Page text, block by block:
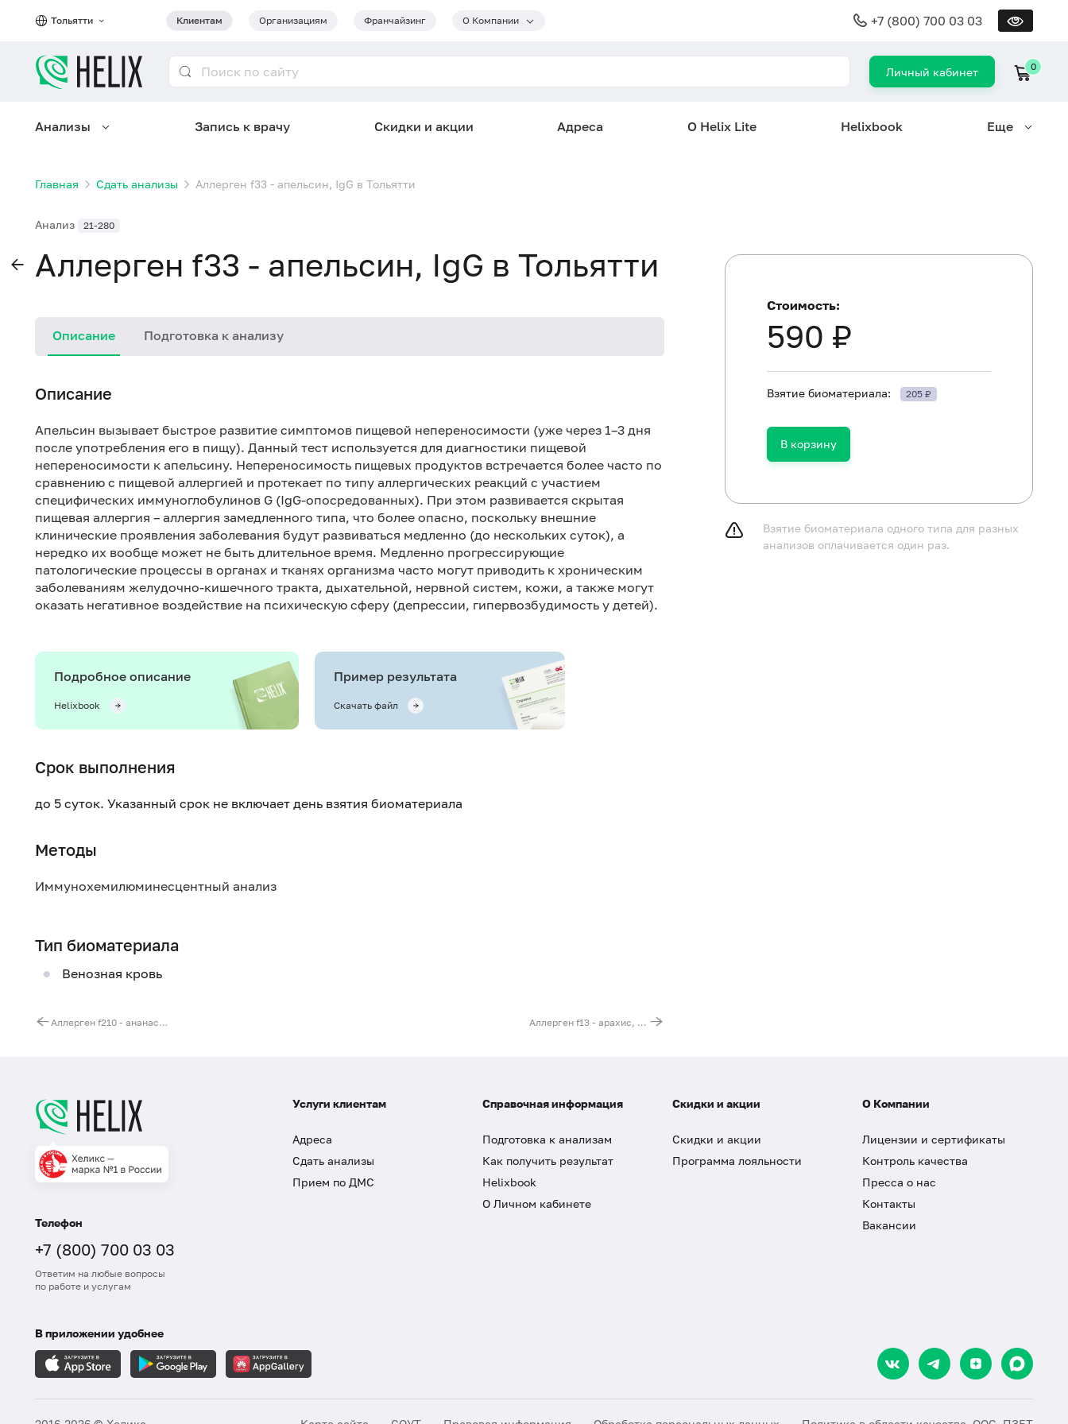
Тольятти Клиентам Организациям Франчайзинг О Компании +7 (800) 700 03 03
Личный кабинет 0
Анализы Запись к врачу Скидки и акции Адреса О Helix Lite Helixbook Еще
Главная Сдать анализы Аллерген f33 - апельсин, IgG в Тольятти
Анализ 21-280
Аллерген f33 - апельсин, IgG в Тольятти
Описание Подготовка к анализу
Описание
Апельсин вызывает быстрое развитие симптомов пищевой непереносимости (уже через 1–3 дня
после употребления его в пищу). Данный тест используется для диагностики пищевой
непереносимости к апельсину. Непереносимость пищевых продуктов встречается более часто по
сравнению с пищевой аллергией и протекает по типу аллергических реакций с участием
специфических иммуноглобулинов G (IgG-опосредованных). При этом развивается скрытая
пищевая аллергия – аллергия замедленного типа, что более опасно, поскольку внешние
клинические проявления заболевания будут развиваться медленно (до нескольких суток), а
нередко их вообще может не быть длительное время. Медленно прогрессирующие
патологические процессы в органах и тканях организма часто могут приводить к хроническим
заболеваниям желудочно-кишечного тракта, дыхательной, нервной систем, кожи, а также могут
оказать негативное воздействие на психическую сферу (депрессии, гипервозбудимость у детей).
Подробное описание
Helixbook
Пример результата
Скачать файл
Срок выполнения
до 5 суток. Указанный срок не включает день взятия биоматериала
Методы
Иммунохемилюминесцентный анализ
Тип биоматериала
Венозная кровь
Аллерген f210 - ананас, IgG Аллерген f13 - арахис, IgG
Не курить в течение 30 минут до исследования.
Стоимость:
590 ₽
Взятие биоматериала: 205 ₽
В корзину
Взятие биоматериала одного типа для разных
анализов оплачивается один раз.
Телефон
+7 (800) 700 03 03
Ответим на любые вопросы
по работе и услугам
Услуги клиентам
Адреса
Сдать анализы
Прием по ДМС
Справочная информация
Подготовка к анализам
Как получить результат
Helixbook
О Личном кабинете
Скидки и акции
Скидки и акции
Программа лояльности
О Компании
Лицензии и сертификаты
Контроль качества
Пресса о нас
Контакты
Вакансии
В приложении удобнее